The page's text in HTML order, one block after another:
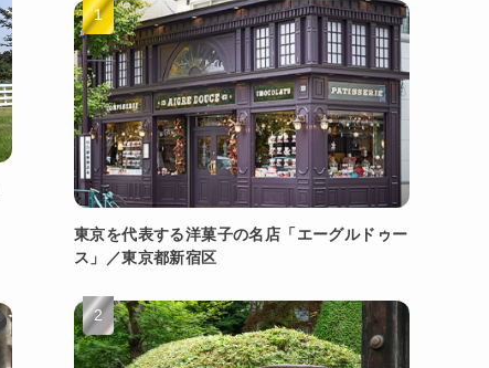
東京を代表する洋菓子の名店「エーグルドゥー
ス」／東京都新宿区